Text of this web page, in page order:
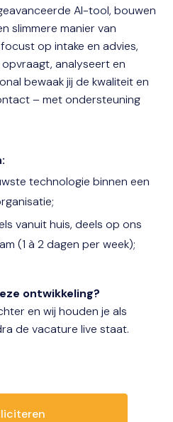
AI-tool, bouwen
slimmere manier van
op intake en advies,
analyseert en
bewaak jij de kwaliteit en
– met ondersteuning
technologie binnen een
vanuit huis, deels op ons
(1 à 2 dagen per week);
ontwikkeling?
en wij houden je als
de vacature live staat.